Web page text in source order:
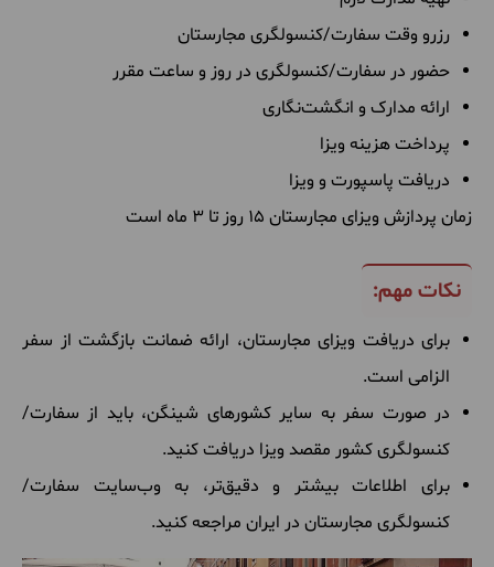
رزرو وقت سفارت/کنسولگری مجارستان
حضور در سفارت/کنسولگری در روز و ساعت مقرر
ارائه مدارک و انگشت‌نگاری
پرداخت هزینه ویزا
دریافت پاسپورت و ویزا
زمان پردازش ویزای مجارستان 15 روز تا 3 ماه است
نکات مهم:
برای دریافت ویزای مجارستان، ارائه ضمانت بازگشت از سفر
الزامی است.
در صورت سفر به سایر کشورهای شینگن، باید از سفارت/
کنسولگری کشور مقصد ویزا دریافت کنید.
برای اطلاعات بیشتر و دقیق‌تر، به وب‌سایت سفارت/
کنسولگری مجارستان در ایران مراجعه کنید.